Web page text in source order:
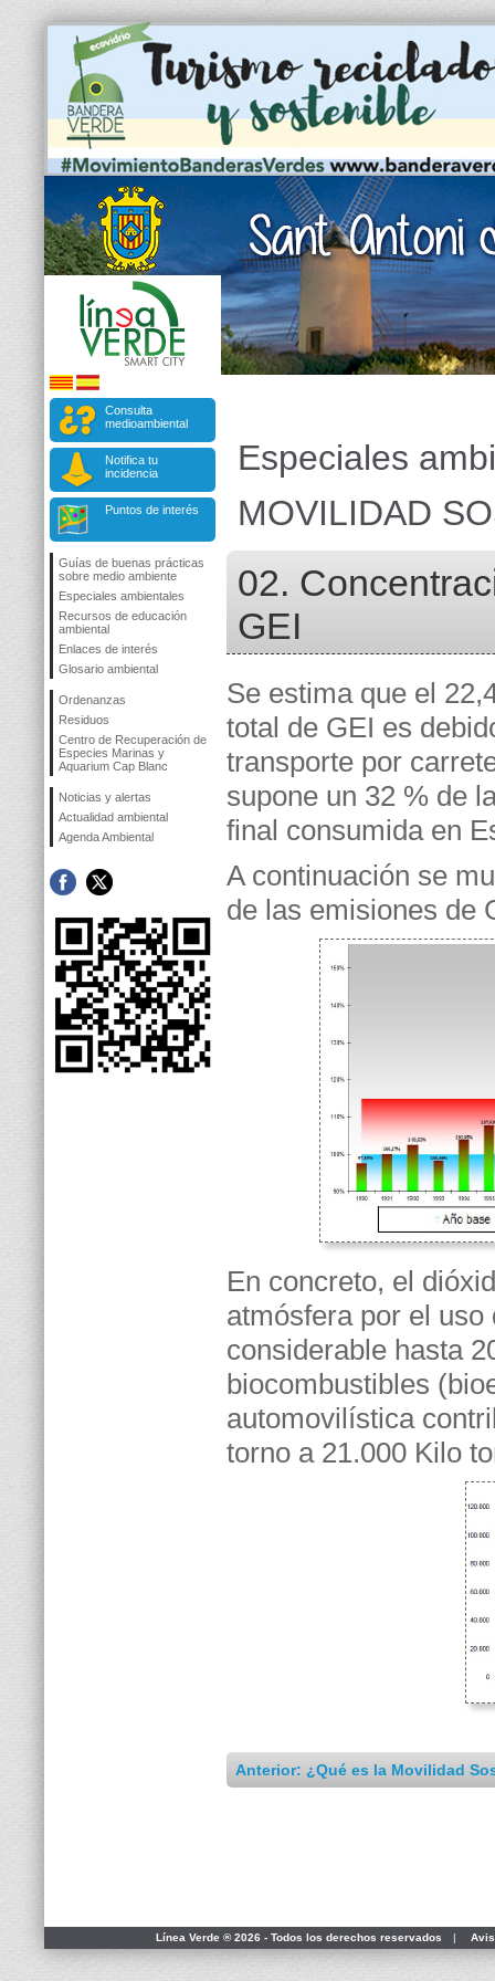
Consulta
medioambiental
Notifica tu
incidencia
Puntos de interés
Guías de buenas prácticas
sobre medio ambiente
Especiales ambientales
Recursos de educación
ambiental
Enlaces de interés
Glosario ambiental
Ordenanzas
Residuos
Centro de Recuperación de
Especies Marinas y
Aquarium Cap Blanc
Noticias y alertas
Actualidad ambiental
Agenda Ambiental
Especiales
MOVILIDAD
02.
GEI
Se estima que el
total de GEI es
transporte por
supone un 32 % de
final consumida en
A continuación se
de las emisiones de
En concreto, el
atmósfera por el
considerable hasta
biocombustibles
automovilística
torno a 21.000 Kilo
Anterior: ¿Qué es la Movilidad
Línea Verde ® 2026 - Todos los derechos reservados |